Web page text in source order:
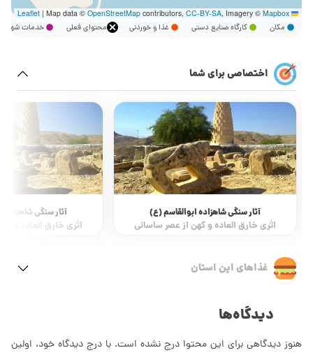
Leaflet
| Map data © OpenStreetMapcontributors, CC-BY-SA, Imagery © Mapbox
مکان کارگاه صنایع دستی غذا و خوردنی محتوای فعلی خدمات
اختصاصی برای شما
آثار سنگی شاهزاده ابوالقاسم (ع)
اثری خارق العاده و کهن از عصر ساسانی
امامزاده شاه
به جا مانده از
غذاهای این استان
دیدگاه‌ها
هنوز دیدگاهی برای این محتوا درج نشده است. با درج دیدگاه خود، اولین